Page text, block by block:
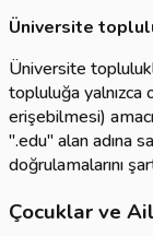
Üniversite
Üniversite
topluluğa yalnızca
erişebilmesi)
".edu" alan adına
doğrulamalarını
Çocuklar ve